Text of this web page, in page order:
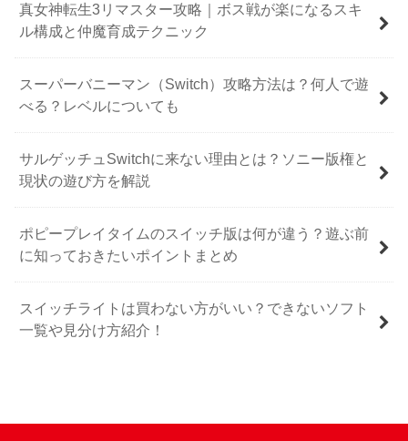
真女神転生3リマスター攻略｜ボス戦が楽になるスキ
ル構成と仲魔育成テクニック
スーパーバニーマン（Switch）攻略方法は？何人で遊
べる？レベルについても
サルゲッチュSwitchに来ない理由とは？ソニー版権と
現状の遊び方を解説
ポピープレイタイムのスイッチ版は何が違う？遊ぶ前
に知っておきたいポイントまとめ
スイッチライトは買わない方がいい？できないソフト
一覧や見分け方紹介！